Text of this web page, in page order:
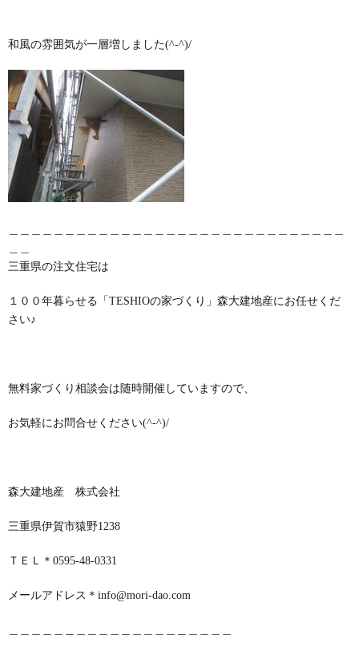
和風の雰囲気が一層増しました(^-^)/
三重県の注文住宅は
１００年暮らせる「TESHIOの家づくり」森大建地産にお任せくだ
さい♪
無料家づくり相談会は随時開催していますので、
お気軽にお問合せください(^-^)/
森大建地産 株式会社
三重県伊賀市猿野1238
ＴＥＬ＊0595-48-0331
メールアドレス＊ info@mori-dao.com